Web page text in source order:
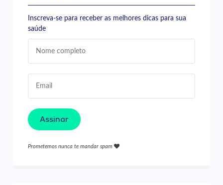
Inscreva-se para receber as melhores dicas para sua
saúde
Assinar
Prometemos nunca te mandar spam